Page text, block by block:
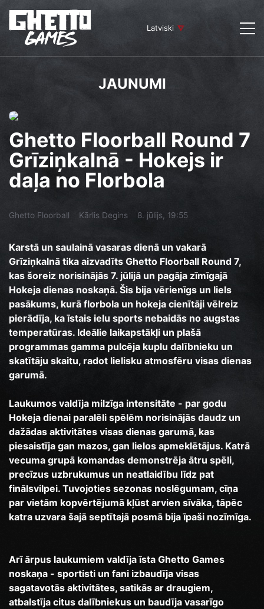
Latviski
JAUNUMI
Ghetto Floorball Round 7
Grīziņkalnā - Hokejs ir
daļa no Florbola
Ghetto Floorball Kārlis Degins 8. jūlijs, 19:55
Karstā un saulainā vasaras dienā un vakarā
Grīziņkalnā tika aizvadīts Ghetto Floorball Round 7,
kas šoreiz norisinājās 7. jūlijā un pagāja zīmīgajā
Hokeja dienas noskaņā. Šis bija vērienīgs un liels
pasākums, kurā florbola un hokeja cienītāji vēlreiz
pierādīja, ka īstais ielu sports nebaidās no augstas
temperatūras. Ideālie laikapstākļi un plašā
programmas gamma pulcēja kuplu dalībnieku un
skatītāju skaitu, radot lielisku atmosfēru visas dienas
garumā.
Laukumos valdīja milzīga intensitāte - par godu
Hokeja dienai paralēli spēlēm norisinājās daudz un
dažādas aktivitātes visas dienas garumā, kas
piesaistīja gan mazos, gan lielos apmeklētājus. Katrā
vecuma grupā komandas demonstrēja ātru spēli,
precīzus uzbrukumus un neatlaidību līdz pat
finālsvilpei. Tuvojoties sezonas noslēgumam, cīņa
par vietām kopvērtējumā kļūst arvien sīvāka, tāpēc
katra uzvara šajā septītajā posmā bija īpaši nozīmīga.
Arī ārpus laukumiem valdīja īsta Ghetto Games
noskaņa - sportisti un fani izbaudīja visas
sagatavotās aktivitātes, satikās ar draugiem,
atbalstīja citus dalībniekus un baudīja vasarīgo